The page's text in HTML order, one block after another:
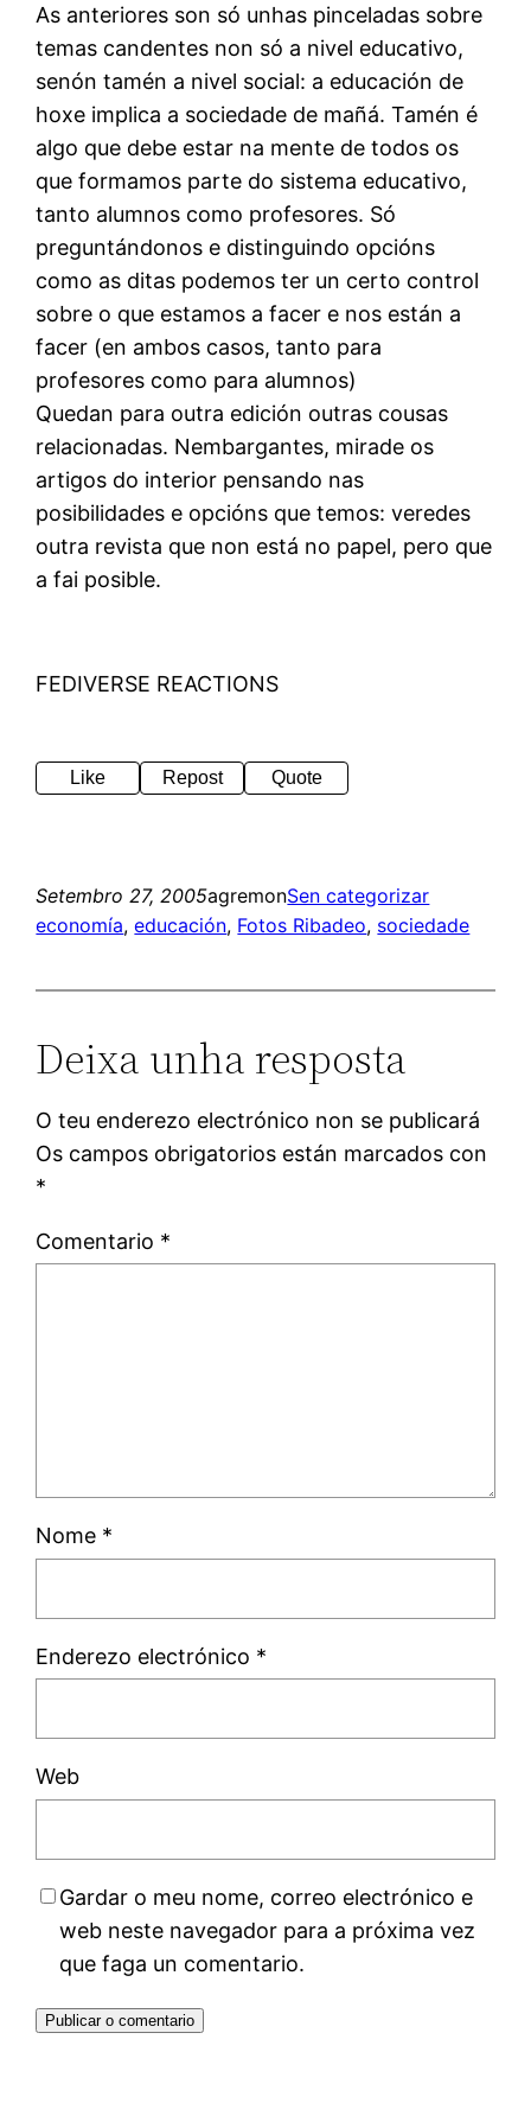
As anteriores son só unhas pinceladas sobre
temas candentes non só a nivel educativo,
senón tamén a nivel social: a educación de
hoxe implica a sociedade de mañá. Tamén é
algo que debe estar na mente de todos os
que formamos parte do sistema educativo,
tanto alumnos como profesores. Só
preguntándonos e distinguindo opcións
como as ditas podemos ter un certo control
sobre o que estamos a facer e nos están a
facer (en ambos casos, tanto para
profesores como para alumnos)
Quedan para outra edición outras cousas
relacionadas. Nembargantes, mirade os
artigos do interior pensando nas
posibilidades e opcións que temos: veredes
outra revista que non está no papel, pero que
a fai posible.
FEDIVERSE REACTIONS
Like Repost Quote
Setembro 27, 2005agremonSen categorizar
economía, educación, Fotos Ribadeo, sociedade
Deixa unha resposta
O teu enderezo electrónico non se publicará
Os campos obrigatorios están marcados con
*
Comentario *
Nome *
Enderezo electrónico *
Web
Gardar o meu nome, correo electrónico e
web neste navegador para a próxima vez
que faga un comentario.